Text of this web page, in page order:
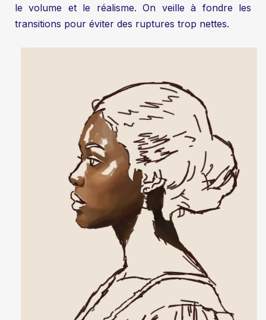
le volume et le réalisme. On veille à fondre les
transitions pour éviter des ruptures trop nettes.